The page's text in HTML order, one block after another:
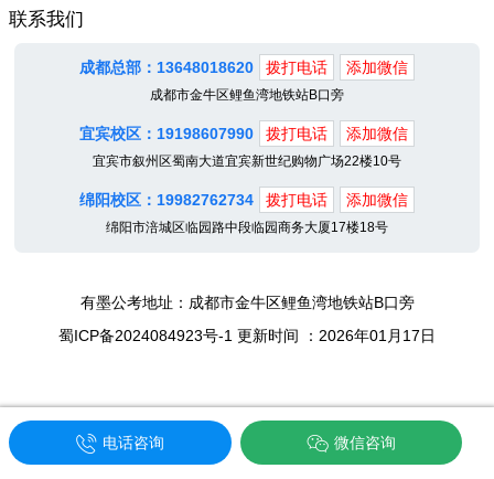
联系我们
成都总部：13648018620 拨打电话 添加微信
成都市金牛区鲤鱼湾地铁站B口旁
宜宾校区：19198607990 拨打电话 添加微信
宜宾市叙州区蜀南大道宜宾新世纪购物广场22楼10号
绵阳校区：19982762734 拨打电话 添加微信
绵阳市涪城区临园路中段临园商务大厦17楼18号
有墨公考地址：成都市金牛区鲤鱼湾地铁站B口旁
蜀ICP备2024084923号-1 更新时间 ：2026年01月17日
电话咨询 微信咨询